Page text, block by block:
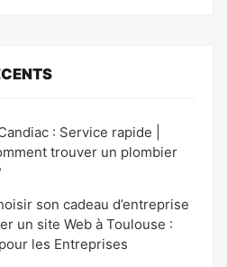
: Service rapide |
trouver un plombier
son cadeau d’entreprise
un site Web à Toulouse :
les Entreprises